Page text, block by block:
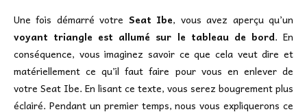
Une fois démarré votre Seat Ibe, vous avez aperçu qu’un
voyant triangle est allumé sur le tableau de bord. En
conséquence, vous imaginez savoir ce que cela veut dire et
matériellement ce qu’il faut faire pour vous en enlever de
votre Seat Ibe. En lisant ce texte, vous serez bougrement plus
éclairé. Pendant un premier temps, nous vous expliquerons ce